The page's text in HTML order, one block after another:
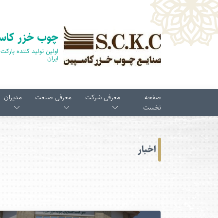
چوب خزر
ایران
صفحه
نخست
معرفی شرکت معرفی صنعت مدیران
اخبار